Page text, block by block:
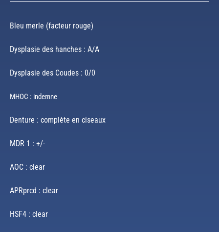
Bleu merle (facteur rouge)
Dysplasie des hanches : A/A
Dysplasie des Coudes : 0/0
MHOC : indemne
Denture : complète en ciseaux
MDR 1 : +/-
AOC : clear
APRprcd : clear
HSF4 : clear